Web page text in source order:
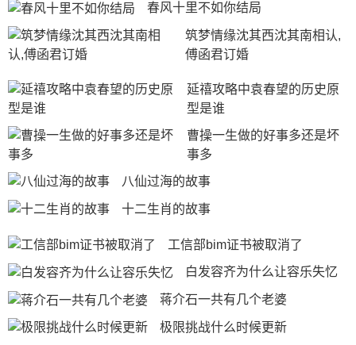
春风十里不如你结局
筑梦情缘沈其西沈其南相认,
傅函君订婚
延禧攻略中袁春望的历史原
型是谁
曹操一生做的好事多还是坏
事多
八仙过海的故事
十二生肖的故事
工信部bim证书被取消了
白发容齐为什么让容乐失忆
蒋介石一共有几个老婆
极限挑战什么时候更新